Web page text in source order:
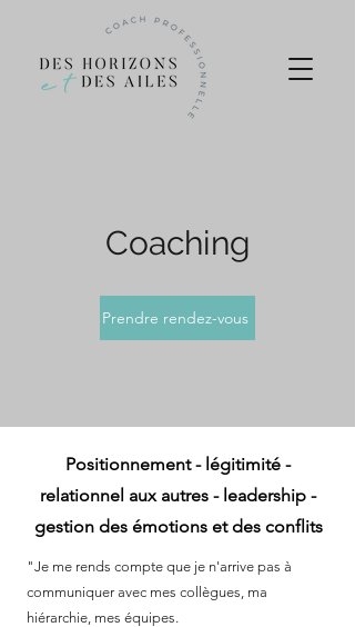
Coaching
Prendre rendez-vous
Positionnement - légitimité -
relationnel aux autres - leadership -
gestion des émotions et des conflits
"Je me rends compte que je n'arrive pas à
communiquer avec mes collègues, ma
hiérarchie, mes équipes.